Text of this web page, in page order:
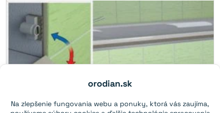
orodian.sk
Na zlepšenie fungovania webu a ponuky, ktorá vás zaujíma,